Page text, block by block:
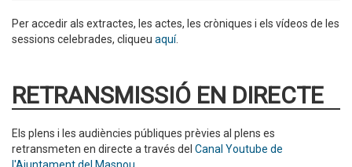
Per accedir als extractes, les actes, les cròniques i els vídeos de les
sessions celebrades, cliqueu aquí.
RETRANSMISSIÓ EN DIRECTE
Els plens i les audiències públiques prèvies al plens es
retransmeten en directe a través del Canal Youtube de